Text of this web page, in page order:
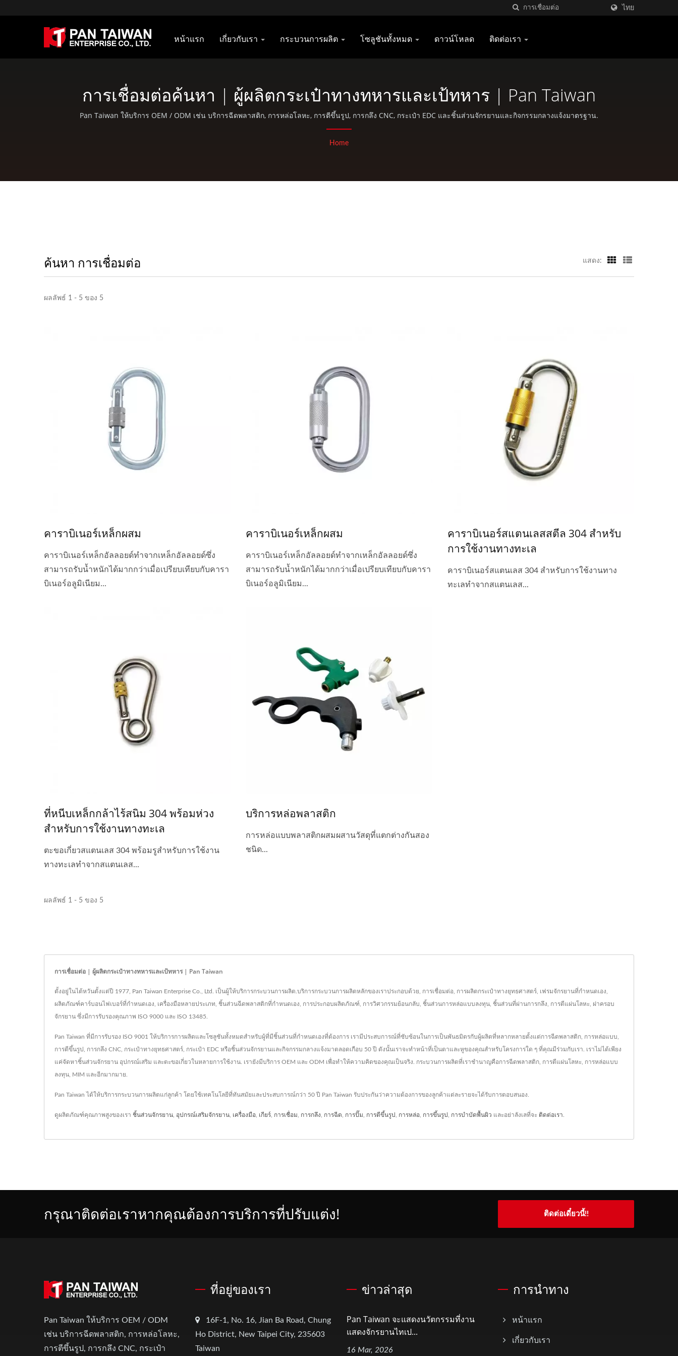
ไทย
หน้าแรก เกี่ยวกับเรา กระบวนการผลิต โซลูชันทั้งหมด ดาวน์โหลด ติดต่อเรา
การเชื่อมต่อค้นหา | ผู้ผลิตกระเป๋าทางทหารและเป้ทหาร | Pan Taiwan
Pan Taiwan ให้บริการ OEM / ODM เช่น บริการฉีดพลาสติก, การหล่อโลหะ, การตีขึ้นรูป, การกลึง CNC, กระเป๋า EDC และชิ้นส่วนจักรยานและกิจกรรมกลางแจ้งมาตรฐาน.
Home
ค้นหา การเชื่อมต่อ แสดง:
ผลลัพธ์ 1 - 5 ของ 5
คาราบิเนอร์เหล็กผสม
คาราบิเนอร์เหล็กอัลลอยด์ทำจากเหล็กอัลลอยด์ซึ่ง
สามารถรับน้ำหนักได้มากกว่าเมื่อเปรียบเทียบกับคารา
บิเนอร์อลูมิเนียม...
คาราบิเนอร์เหล็กผสม
คาราบิเนอร์เหล็กอัลลอยด์ทำจากเหล็กอัลลอยด์ซึ่ง
สามารถรับน้ำหนักได้มากกว่าเมื่อเปรียบเทียบกับคารา
บิเนอร์อลูมิเนียม...
คาราบิเนอร์สแตนเลสสตีล 304 สำหรับ
การใช้งานทางทะเล
คาราบิเนอร์สแตนเลส 304 สำหรับการใช้งานทาง
ทะเลทำจากสแตนเลส...
ที่หนีบเหล็กกล้าไร้สนิม 304 พร้อมห่วง
สำหรับการใช้งานทางทะเล
ตะขอเกี่ยวสแตนเลส 304 พร้อมรูสำหรับการใช้งาน
ทางทะเลทำจากสแตนเลส...
บริการหล่อพลาสติก
การหล่อแบบพลาสติกผสมผสานวัสดุที่แตกต่างกันสอง
ชนิด...
ผลลัพธ์ 1 - 5 ของ 5
การเชื่อมต่อ | ผู้ผลิตกระเป๋าทางทหารและเป้ทหาร | Pan Taiwan
ตั้งอยู่ในไต้หวันตั้งแต่ปี 1977, Pan Taiwan Enterprise Co., Ltd. เป็นผู้ให้บริการกระบวนการผลิต.บริการกระบวนการผลิตหลักของเราประกอบด้วย, การเชื่อมต่อ, การผลิตกระเป๋าทางยุทธศาสตร์, เฟรมจักรยานที่กำหนดเอง,
ผลิตภัณฑ์คาร์บอนไฟเบอร์ที่กำหนดเอง, เครื่องมือหลายประเภท, ชิ้นส่วนฉีดพลาสติกที่กำหนดเอง, การประกอบผลิตภัณฑ์, การวิศวกรรมย้อนกลับ, ชิ้นส่วนการหล่อแบบลงทุน, ชิ้นส่วนที่ผ่านการกลึง, การตีแผ่นโลหะ, ฝาครอบ
จักรยาน ซึ่งมีการรับรองคุณภาพ ISO 9000 และ ISO 13485.
Pan Taiwan ที่มีการรับรอง ISO 9001 ให้บริการการผลิตและโซลูชันทั้งหมดสำหรับผู้ที่มีชิ้นส่วนที่กำหนดเองที่ต้องการ เรามีประสบการณ์ที่ซับซ้อนในการเป็นพันธมิตรกับผู้ผลิตที่หลากหลายตั้งแต่การฉีดพลาสติก, การหล่อแบบ,
การตีขึ้นรูป, การกลึง CNC, กระเป๋าทางยุทธศาสตร์, กระเป๋า EDC หรือชิ้นส่วนจักรยานและกิจกรรมกลางแจ้งมาตลอดเกือบ 50 ปี ดังนั้นเราจะทำหน้าที่เป็นตาและหูของคุณสำหรับโครงการใด ๆ ที่คุณมีร่วมกับเรา. เราไม่ได้เพียง
แค่จัดหาชิ้นส่วนจักรยาน อุปกรณ์เสริม และตะขอเกี่ยวในหลายการใช้งาน. เรายังมีบริการ OEM และ ODM เพื่อทำให้ความคิดของคุณเป็นจริง. กระบวนการผลิตที่เราชำนาญคือการฉีดพลาสติก, การตีแผ่นโลหะ, การหล่อแบบ
ลงทุน, MIM และอีกมากมาย.
Pan Taiwan ได้ให้บริการกระบวนการผลิตแก่ลูกค้า โดยใช้เทคโนโลยีที่ทันสมัยและประสบการณ์กว่า 50 ปี Pan Taiwan รับประกันว่าความต้องการของลูกค้าแต่ละรายจะได้รับการตอบสนอง.
ดูผลิตภัณฑ์คุณภาพสูงของเรา ชิ้นส่วนจักรยาน อุปกรณ์เสริมจักรยาน เครื่องมือ เกียร์ การเชื่อม การกลึง การฉีด การปั๊ม การตีขึ้นรูป การหล่อ การขึ้นรูป การบำบัดพื้นผิว และอย่าลังเลที่จะ ติดต่อเรา
กรุณาติดต่อเราหากคุณต้องการบริการที่ปรับแต่ง! ติดต่อเดี๋ยวนี้!!
Pan Taiwan ให้บริการ OEM / ODM
เช่น บริการฉีดพลาสติก, การหล่อโลหะ,
การตีขึ้นรูป, การกลึง CNC, กระเป๋า
ที่อยู่ของเรา
16F-1, No. 16, Jian Ba Road, Chung
Ho District, New Taipei City, 235603
Taiwan
ข่าวล่าสุด
Pan Taiwan จะแสดงนวัตกรรมที่งาน
แสดงจักรยานไทเป...
16 Mar, 2026
การนำทาง
หน้าแรก
เกี่ยวกับเรา